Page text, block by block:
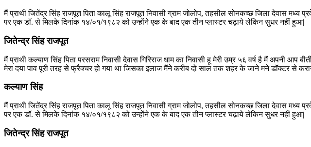
मैं प्राथी जितेंद्र सिंह राजपूत पिता कालू सिंह राजपूत निवासी ग्राम जोलोप, तहसील सोनकच्छ जिला देवास
पर एक डॉ. से मिलके दिनांक १४/०१/१९८२ को उन्होंने एक के बाद एक तीन प्लास्टर चढ़ाये लेकिन सुधर नहीं हुआ|
जितेन्द्र सिंह राजपूत
मैं प्राथी कल्याण सिंह पिता परसराम निवासी देवास गिरिराज धाम का निवासी हू मेरी उम्र ५६ वर्ष है मैं अपनी
मेरा दया पाव पूरी तरह से फ्रैक्चर हो गया था जिसका इलाज मैंने करीब दो साल तक शहर के जाने मने डॉक्टर से
कल्याण सिंह
मैं प्राथी जितेंद्र सिंह राजपूत पिता कालू सिंह राजपूत निवासी ग्राम जोलोप, तहसील सोनकच्छ जिला देवास
पर एक डॉ. से मिलके दिनांक १४/०१/१९८२ को उन्होंने एक के बाद एक तीन प्लास्टर चढ़ाये लेकिन सुधर नहीं हुआ|
जितेन्द्र सिंह राजपूत